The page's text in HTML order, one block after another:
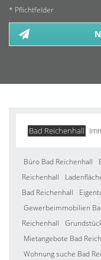
* Pflichtfelder
Bad Reichenhall
Büro Bad Reichenhall
Reichenhall
Bad Reichenhall
Gewerbeimmobilien
Reichenhall
Mietangebote Bad
Wohnung suche Bad